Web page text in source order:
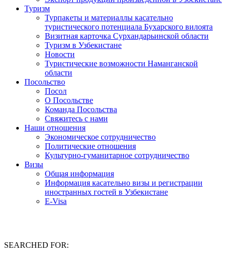
Туризм
Турпакеты и материаллы касательно
туристического потенциала Бухарского вилоята
Визитная карточка Сурхандарьинской области
Туризм в Узбекистане
Новости
Туристические возможности Наманганской
области
Посольство
Посол
О Посольстве
Команда Посольства
Свяжитесь с нами
Наши отношения
Экономическое сотрудничество
Политические отношения
Культурно-гуманитарное сотрудничество
Визы
Общая информация
Информация касательно визы и регистрации
иностранных гостей в Узбекистане
E-Visa
SEARCHED FOR: